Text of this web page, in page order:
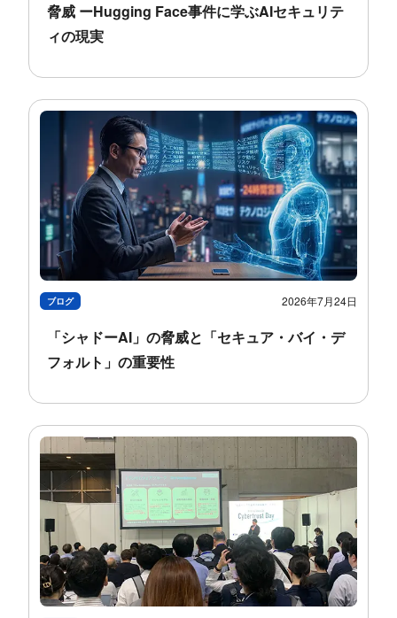
脅威 ーHugging Face事件に学ぶAIセキュリテ
ィの現実
ブログ 2026年7月24日
「シャドーAI」の​​脅威と​​「セキュア・バイ・​デ
フォルト」の​​重要性